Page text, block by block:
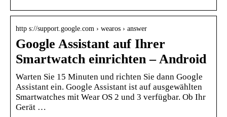
http s://support.google.com › wearos › answer
Google Assistant auf Ihrer
Smartwatch einrichten – Android
Warten Sie 15 Minuten und richten Sie dann Google
Assistant ein. Google Assistant ist auf ausgewählten
Smartwatches mit Wear OS 2 und 3 verfügbar. Ob Ihr
Gerät …